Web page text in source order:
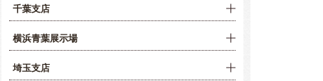
千葉支店
横浜青葉展示場
埼玉支店